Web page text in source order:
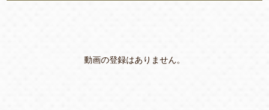
動画の登録はありません。